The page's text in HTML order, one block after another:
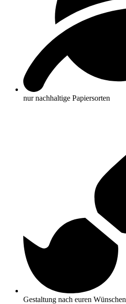
nur nachhaltige Papiersorten
Gestaltung nach euren Wünschen